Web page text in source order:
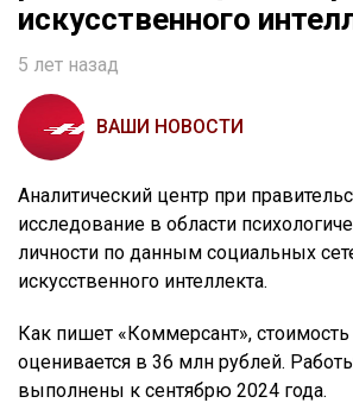
искусственного
5 лет назад
ВАШИ НОВОСТИ
Аналитический центр при
исследование в области
личности по данным социальных
искусственного интеллекта.
Как пишет «Коммерсант», стоимость
оценивается в 36 млн рублей.
выполнены к сентябрю 2024 года.